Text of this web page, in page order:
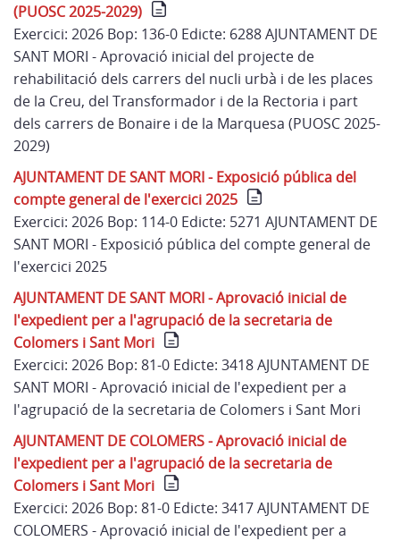
(PUOSC 2025-2029)
Exercici: 2026 Bop: 136-0 Edicte: 6288 AJUNTAMENT DE
SANT MORI - Aprovació inicial del projecte de
rehabilitació dels carrers del nucli urbà i de les places
de la Creu, del Transformador i de la Rectoria i part
dels carrers de Bonaire i de la Marquesa (PUOSC 2025-
2029)
AJUNTAMENT DE SANT MORI - Exposició pública del
compte general de l'exercici 2025
Exercici: 2026 Bop: 114-0 Edicte: 5271 AJUNTAMENT DE
SANT MORI - Exposició pública del compte general de
l'exercici 2025
AJUNTAMENT DE SANT MORI - Aprovació inicial de
l'expedient per a l'agrupació de la secretaria de
Colomers i Sant Mori
Exercici: 2026 Bop: 81-0 Edicte: 3418 AJUNTAMENT DE
SANT MORI - Aprovació inicial de l'expedient per a
l'agrupació de la secretaria de Colomers i Sant Mori
AJUNTAMENT DE COLOMERS - Aprovació inicial de
l'expedient per a l'agrupació de la secretaria de
Colomers i Sant Mori
Exercici: 2026 Bop: 81-0 Edicte: 3417 AJUNTAMENT DE
COLOMERS - Aprovació inicial de l'expedient per a